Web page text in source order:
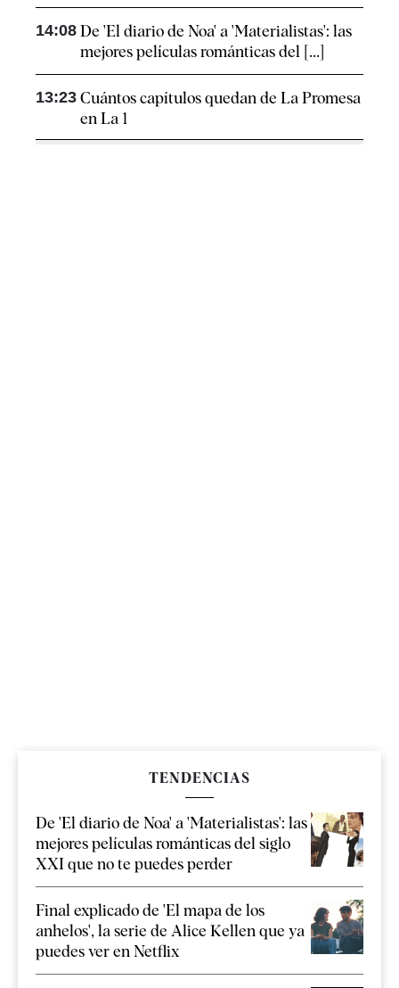
14:08 De 'El diario de Noa' a 'Materialistas': las
mejores películas románticas del [...]
13:23 Cuántos capítulos quedan de La Promesa
en La 1
TENDENCIAS
De 'El diario de Noa' a 'Materialistas': las
mejores películas románticas del siglo
XXI que no te puedes perder
Final explicado de 'El mapa de los
anhelos', la serie de Alice Kellen que ya
puedes ver en Netflix